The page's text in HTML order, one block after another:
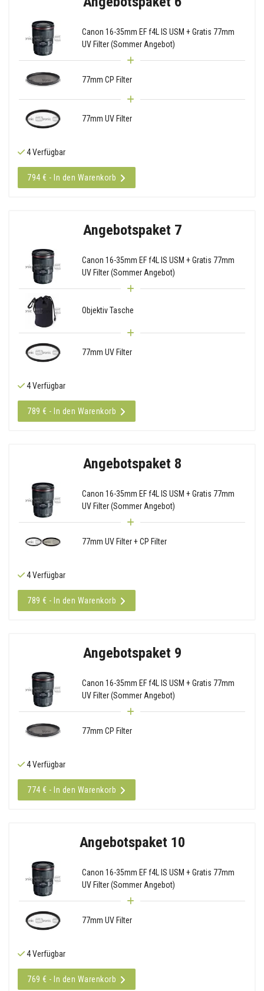
Canon 16-35mm EF f4L IS USM + Gratis 77mm
UV Filter (Sommer Angebot)
77mm CP Filter
77mm UV Filter
4 Verfügbar
794 € - In den Warenkorb
Angebotspaket 7
Canon 16-35mm EF f4L IS USM + Gratis 77mm
UV Filter (Sommer Angebot)
Objektiv Tasche
77mm UV Filter
4 Verfügbar
789 € - In den Warenkorb
Angebotspaket 8
Canon 16-35mm EF f4L IS USM + Gratis 77mm
UV Filter (Sommer Angebot)
77mm UV Filter + CP Filter
4 Verfügbar
789 € - In den Warenkorb
Angebotspaket 9
Canon 16-35mm EF f4L IS USM + Gratis 77mm
UV Filter (Sommer Angebot)
77mm CP Filter
4 Verfügbar
774 € - In den Warenkorb
Angebotspaket 10
Canon 16-35mm EF f4L IS USM + Gratis 77mm
UV Filter (Sommer Angebot)
77mm UV Filter
4 Verfügbar
769 € - In den Warenkorb